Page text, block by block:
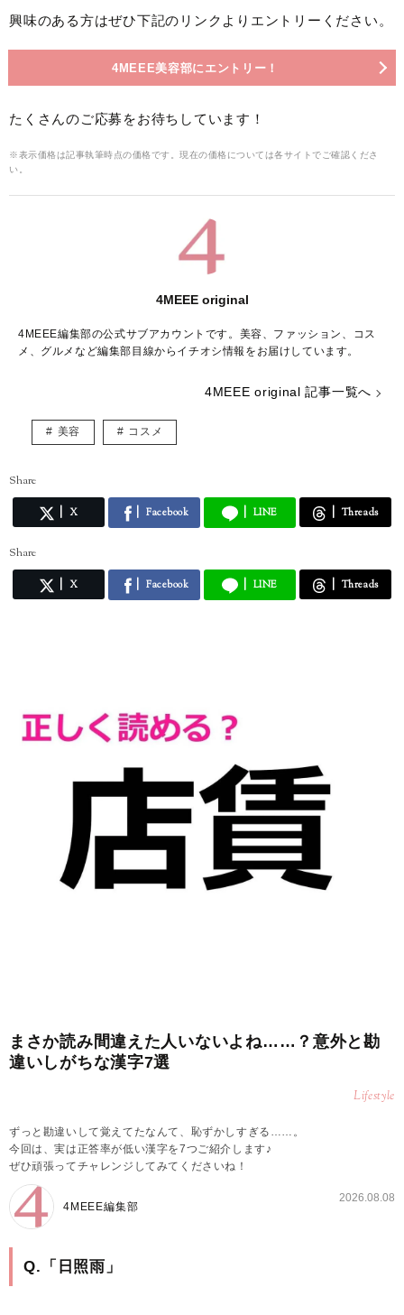
興味のある方はぜひ下記のリンクよりエントリーください。
4MEEE美容部にエントリー！
たくさんのご応募をお待ちしています！
※表示価格は記事執筆時点の価格です。現在の価格については各サイトでご確認くださ
い。
4MEEE original
4MEEE編集部の公式サブアカウントです。美容、ファッション、コス
メ、グルメなど編集部目線からイチオシ情報をお届けしています。
4MEEE original 記事一覧へ
美容 コスメ
Share
X Facebook LINE Threads
Share
X Facebook LINE Threads
まさか読み間違えた人いないよね……？意外と勘
違いしがちな漢字7選
Lifestyle
ずっと勘違いして覚えてたなんて、恥ずかしすぎる……。
今回は、実は正答率が低い漢字を7つご紹介します♪
ぜひ頑張ってチャレンジしてみてくださいね！
4MEEE編集部
2026.08.08
Q.「日照雨」